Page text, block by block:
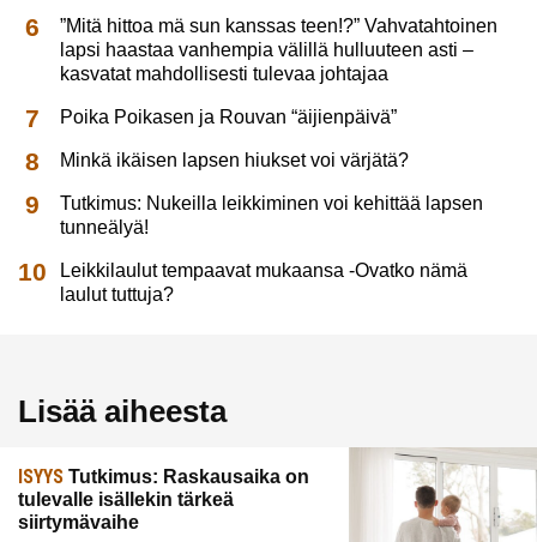
”Mitä hittoa mä sun kanssas teen!?” Vahvatahtoinen
lapsi haastaa vanhempia välillä hulluuteen asti –
kasvatat mahdollisesti tulevaa johtajaa
Poika Poikasen ja Rouvan “äijienpäivä”
Minkä ikäisen lapsen hiukset voi värjätä?
Tutkimus: Nukeilla leikkiminen voi kehittää lapsen
tunneälyä!
Leikkilaulut tempaavat mukaansa -Ovatko nämä
laulut tuttuja?
Lisää aiheesta
ISYYS Tutkimus: Raskausaika on
tulevalle isällekin tärkeä
siirtymävaihe